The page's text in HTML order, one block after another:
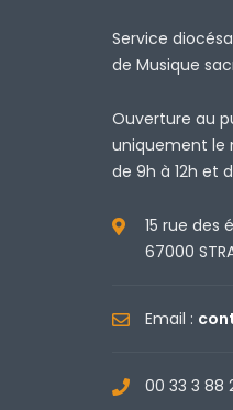
Service
de Musique
Ouverture au
uniquement le
de 9h à 12h et
15 rue des
67000
Email :
00 33 3 88